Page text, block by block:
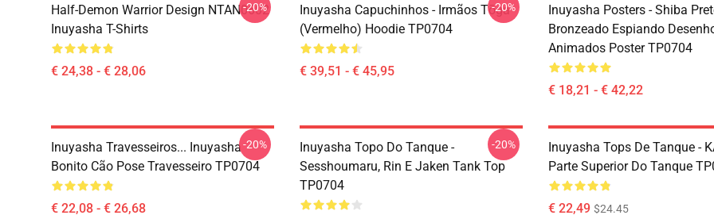
Half-Demon Warrior Design NTAN0602
Inuyasha T-Shirts
€ 24,38 - € 28,06
-20%
Inuyasha Capuchinhos - Irmãos Tōga
(vermelho) Hoodie TP0704
€ 39,51 - € 45,95
-20%
Inuyasha Posters - Shiba
Bronzeado Espiando
Animados Poster TP0704
€ 18,21 - € 42,22
Inuyasha Travesseiros... Inuyasha
Bonito Cão Pose Travesseiro TP0704
€ 22,08 - € 26,68
-20%
Inuyasha Topo Do Tanque -
Sesshoumaru, Rin E Jaken Tank Top
TP0704
-20%
Inuyasha Tops De Tanque -
Parte Superior Do Tanque
€ 22,49 $24.45